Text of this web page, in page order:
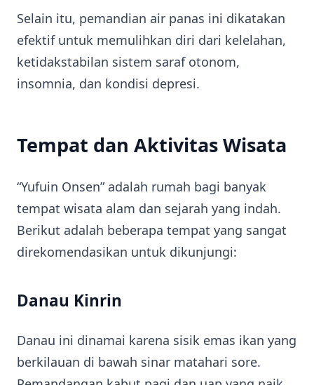
Selain itu, pemandian air panas ini dikatakan
efektif untuk memulihkan diri dari kelelahan,
ketidakstabilan sistem saraf otonom,
insomnia, dan kondisi depresi.
Tempat dan Aktivitas Wisata
“Yufuin Onsen” adalah rumah bagi banyak
tempat wisata alam dan sejarah yang indah.
Berikut adalah beberapa tempat yang sangat
direkomendasikan untuk dikunjungi:
Danau Kinrin
Danau ini dinamai karena sisik emas ikan yang
berkilauan di bawah sinar matahari sore.